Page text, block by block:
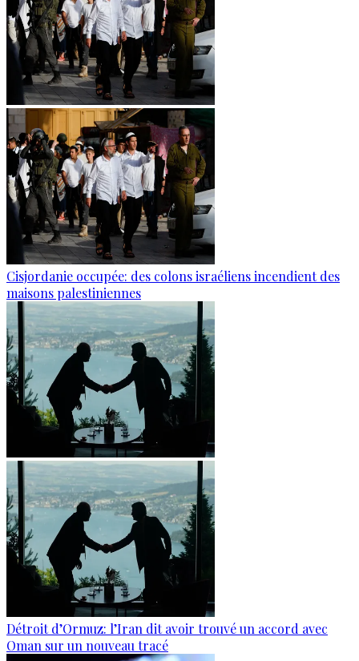
Cisjordanie occupée: des colons israéliens incendient des
maisons palestiniennes
Détroit d’Ormuz: l’Iran dit avoir trouvé un accord avec
Oman sur un nouveau tracé